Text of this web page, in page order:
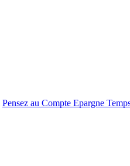
Pensez au Compte Epargne